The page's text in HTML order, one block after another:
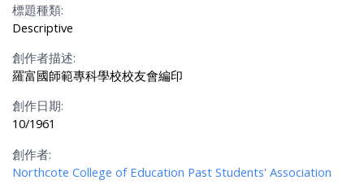
標題種類:
Descriptive
創作者描述:
羅富國師範專科學校校友會編印
創作日期:
10/1961
創作者:
Northcote College of Education Past Students' Association